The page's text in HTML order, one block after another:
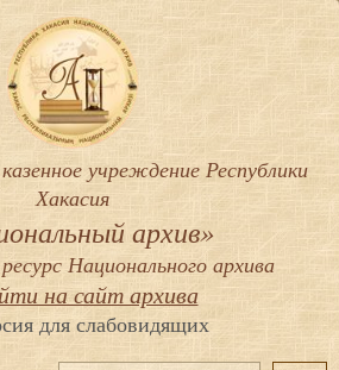
учреждение Республики
Хакасия
архив»
Национального архива
на сайт архива
для слабовидящих